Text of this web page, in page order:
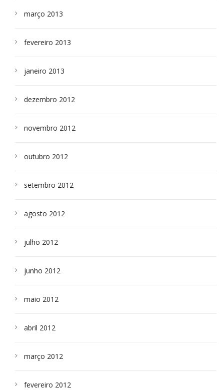
março 2013
fevereiro 2013
janeiro 2013
dezembro 2012
novembro 2012
outubro 2012
setembro 2012
agosto 2012
julho 2012
junho 2012
maio 2012
abril 2012
março 2012
fevereiro 2012